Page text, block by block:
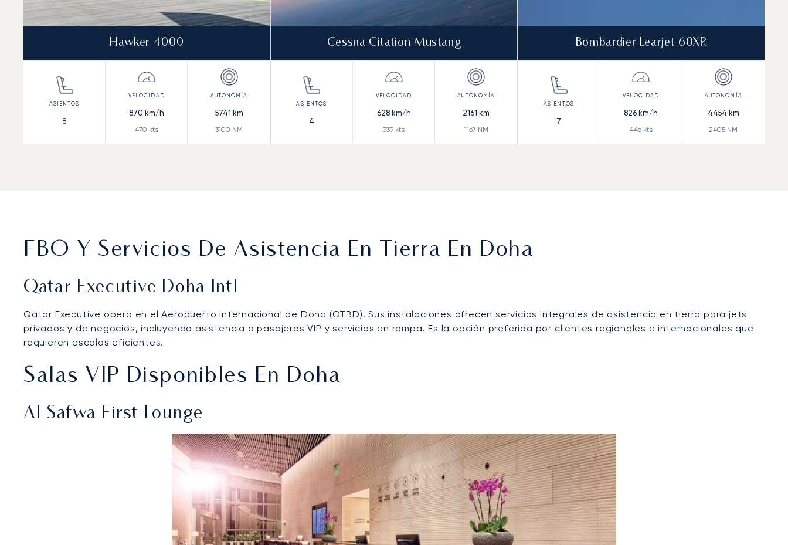
Hawker 4000
8
870 km/h
470 kts
5741 km
3100 NM
Cessna Citation Mustang
4
628km/h
339 kts
2161 km
1167 NM
Bombardier Learjet 60XR
7
826 km/h
446kts
4454 km
2405 NM
FBO Y Servicios De Asistencia En Tierra En Doha
Qatar Executive Doha Intl
Qatar Executive opera en el Aeropuerto Internacional de Doha (OTBD). Sus instalaciones ofrecen servicios integrales de asistencia en tierra para jets
privados y de negocios, incluyendo asistencia a pasajeros VIP y servicios en rampa. Es la opción preferida por clientes regionales e internacionales que
requieren escalas eficientes.
Salas VIP Disponibles En Doha
Al Safwa First Lounge